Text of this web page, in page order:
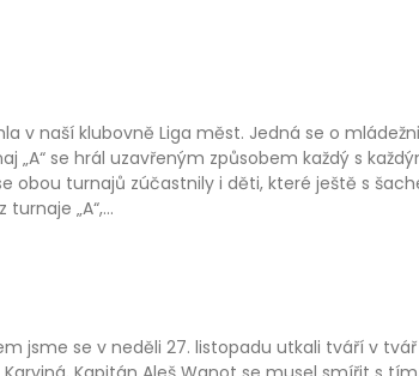
v naší klubovně Liga měst. Jedná se o
„A“ se hrál uzavřeným způsobem každý s
obou turnajů zúčastnily i děti, které ještě s
„A“,...
jsme se v neděli 27. listopadu utkali tváří v